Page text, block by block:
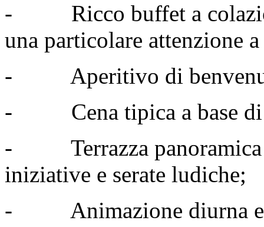
- Ricco buffet a
una particolare attenzione
- Aperitivo di
- Cena tipica a base di
- Terrazza panoramica
iniziative e serate ludiche;
- Animazione diurna e